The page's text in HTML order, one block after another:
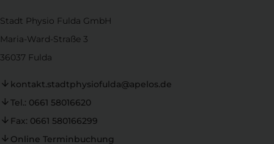
Stadt Physio Fulda GmbH
Maria-Ward-Straße 3
36037 Fulda
kontakt.stadtphysiofulda@apelos.de
Tel.: 0661 58016620
Fax: 0661 580166299
Online Terminbuchung